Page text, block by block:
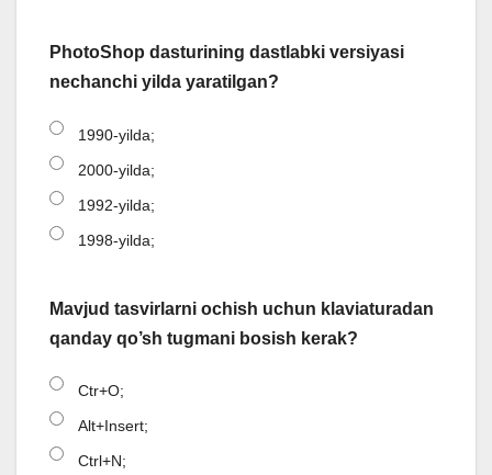
PhotoShop dasturining dastlabki versiyasi
nechanchi yilda yaratilgan?
1990-yilda;
2000-yilda;
1992-yilda;
1998-yilda;
Mavjud tasvirlarni ochish uchun klaviaturadan
qanday qo’sh tugmani bosish kerak?
Ctr+O;
Alt+Insert;
Ctrl+N;